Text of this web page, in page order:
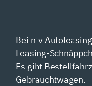
Bei ntv
Leasing-
Es gibt
Gebrauchtwagen.